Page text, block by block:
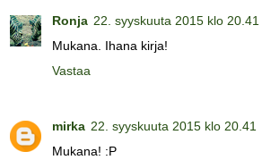
Ronja 22. syyskuuta 2015 klo 20.41
Mukana. Ihana kirja!
Vastaa
mirka 22. syyskuuta 2015 klo 20.41
Mukana! :P